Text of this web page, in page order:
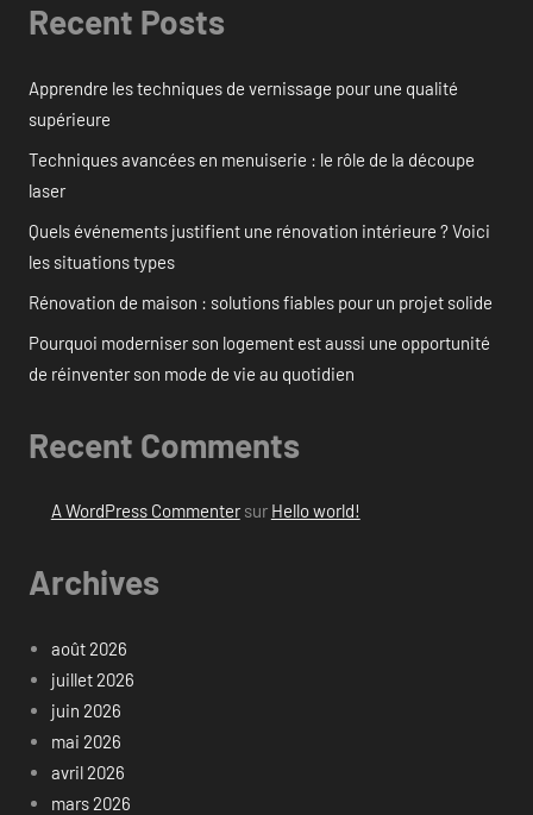
Recent Posts
Apprendre les techniques de vernissage pour une qualité
supérieure
Techniques avancées en menuiserie : le rôle de la découpe
laser
Quels événements justifient une rénovation intérieure ? Voici
les situations types
Rénovation de maison : solutions fiables pour un projet solide
Pourquoi moderniser son logement est aussi une opportunité
de réinventer son mode de vie au quotidien
Recent Comments
A WordPress Commentersur Hello world!
Archives
août 2026
juillet 2026
juin 2026
mai 2026
avril 2026
mars 2026